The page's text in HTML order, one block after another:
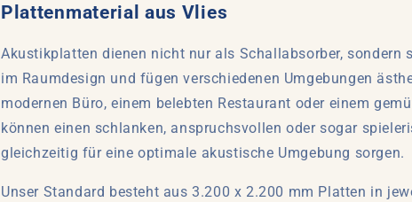
Plattenmaterial aus Vlies
Akustikplatten dienen nicht nur als Schallabsorber, sondern
im Raumdesign und fügen verschiedenen Umgebungen
modernen Büro, einem belebten Restaurant oder einem
können einen schlanken, anspruchsvollen oder sogar
gleichzeitig für eine optimale akustische Umgebung sorgen.
Unser Standard besteht aus 3.200 x 2.200 mm Platten in